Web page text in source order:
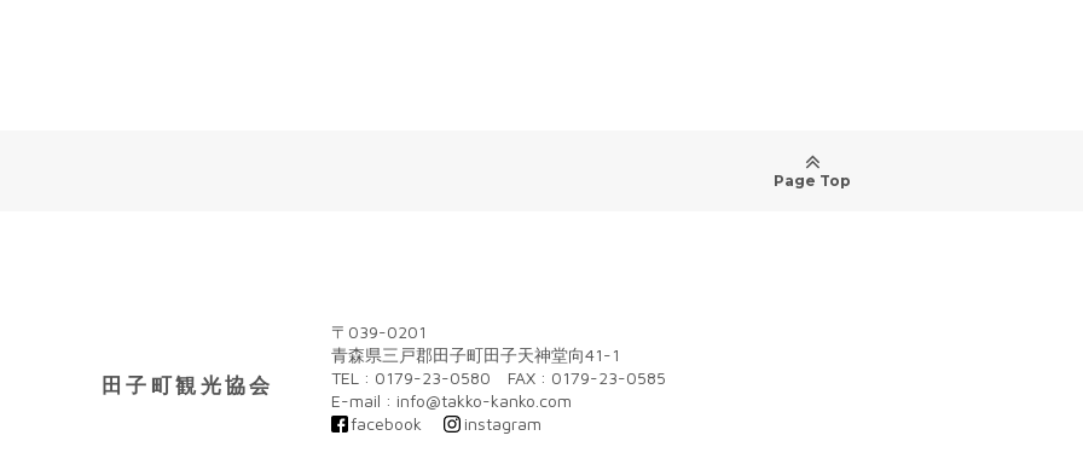
Page Top
田子町観光協会
〒039-0201
青森県三戸郡田子町田子天神堂向41-1
TEL : 0179-23-0580 FAX : 0179-23-0585
E-mail : info@takko-kanko.com
facebook
instagram